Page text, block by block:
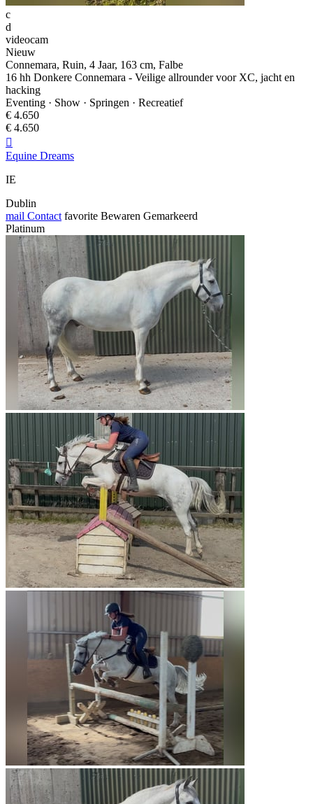
c
d
videocam
Nieuw
Connemara, Ruin, 4 Jaar, 163 cm, Falbe
16 hh Donkere Connemara - Veilige allrounder voor XC, jacht en
hacking
Eventing · Show · Springen · Recreatief
€ 4.650
€ 4.650

Equine Dreams
IE
Dublin
mail Contact favorite Bewaren Gemarkeerd
Platinum